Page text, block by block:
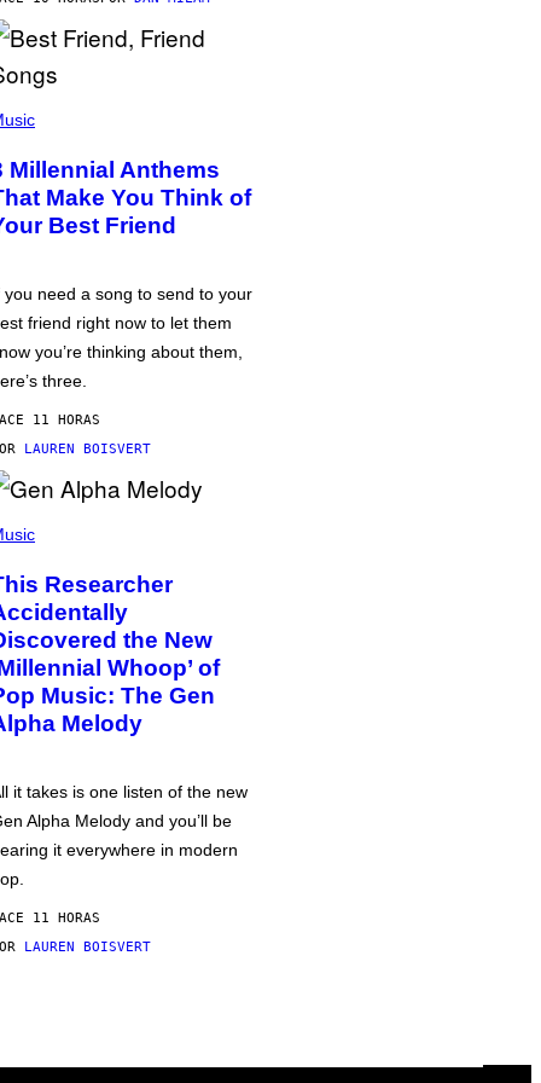
Millennial Anthems
Make You Think of
Best Friend
you need a song to send to your
friend right now to let them
you’re thinking about them,
three.
11 HORAS
LAUREN BOISVERT
Researcher
the New
Whoop’ of
Music: The Gen
Melody
it takes is one listen of the new
Alpha Melody and you’ll be
it everywhere in modern
11 HORAS
LAUREN BOISVERT